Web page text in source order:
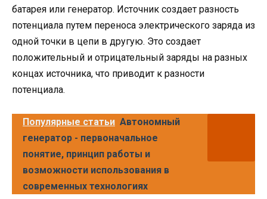
батарея или генератор. Источник создает разность
потенциала путем переноса электрического заряда из
одной точки в цепи в другую. Это создает
положительный и отрицательный заряды на разных
концах источника, что приводит к разности
потенциала.
Популярные статьи Автономный
генератор - первоначальное
понятие, принцип работы и
возможности использования в
современных технологиях